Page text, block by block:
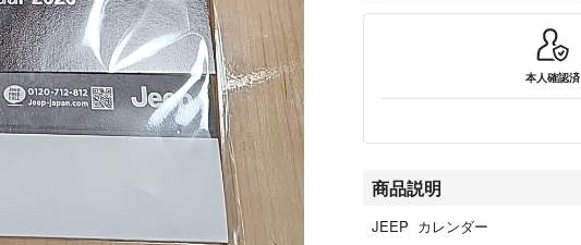
本人確認済
商品説明
JEEP カレンダー